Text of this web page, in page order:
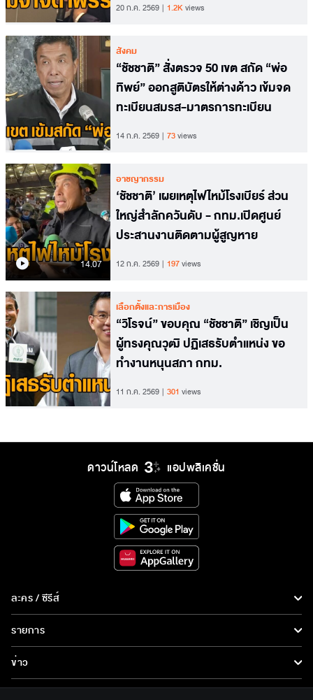
20 ก.ค. 2569 1.2Kviews
สังคม
“ชัชชาติ” สั่งตรวจ 50 เขต สกัด “พ่อ
ทิพย์” ออกสูติบัตรให้ต่างด้าว เข้มจด
ทะเบียนสมรส-มาตรการทะเบียน
14 ก.ค. 2569 73views
14.07
อาชญากรรม
‘ชัชชาติ’ เผยเหตุไฟไหม้โรงเบียร์ ส่วน
ใหญ่สำลักควันดับ - กทม.เปิดศูนย์
ประสานงานติดตามผู้สูญหาย
12 ก.ค. 2569 197views
เลือกตั้งและการเมือง
“วิโรจน์” ขอบคุณ “ชัชชาติ” เชิญเป็น
ผู้ทรงคุณวุฒิ ปฏิเสธรับตำแหน่ง ขอ
ทำงานหนุนสภา กทม.
11 ก.ค. 2569 301 views
ดาวน์โหลด แอปพลิเคชั่น
ละคร / ซีรีส์
ละคร/ซีรีส์
ซีรีส์นานาชาติ
การ์ตูน & เกม
รายการ
รายการทั้งหมด
ข่าว
ข่าวทั้งหมด